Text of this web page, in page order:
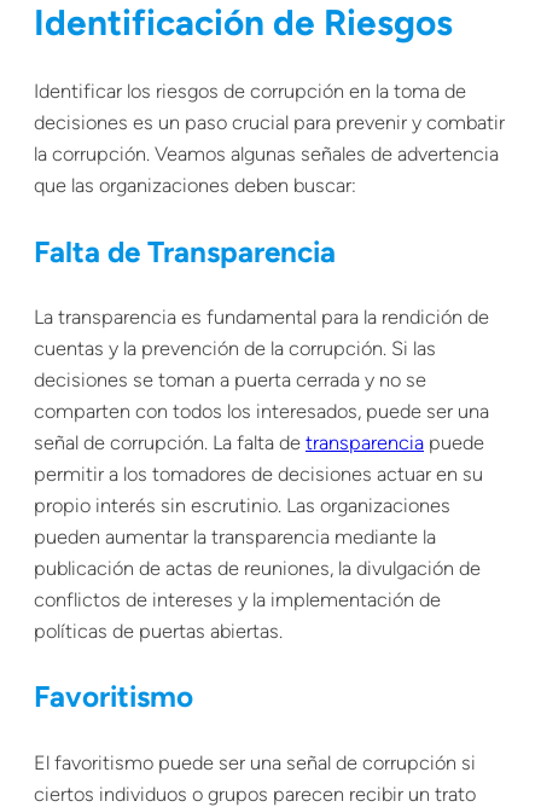
Identificación de Riesgos
Identificar los riesgos de corrupción en la toma de
decisiones es un paso crucial para prevenir y combatir
la corrupción. Veamos algunas señales de advertencia
que las organizaciones deben buscar:
Falta de Transparencia
La transparencia es fundamental para la rendición de
cuentas y la prevención de la corrupción. Si las
decisiones se toman a puerta cerrada y no se
comparten con todos los interesados, puede ser una
señal de corrupción. La falta de transparencia puede
permitir a los tomadores de decisiones actuar en su
propio interés sin escrutinio. Las organizaciones
pueden aumentar la transparencia mediante la
publicación de actas de reuniones, la divulgación de
conflictos de intereses y la implementación de
políticas de puertas abiertas.
Favoritismo
El favoritismo puede ser una señal de corrupción si
ciertos individuos o grupos parecen recibir un trato